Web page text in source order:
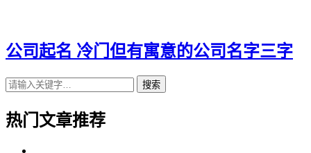
44、诗昊、昊怡、仕河、顺敏、风德
47、诗骁、亿诚、秦宏、山儒、喆曜
公司起名 冷门但有寓意的公司名字三字
搜索
热门文章推荐